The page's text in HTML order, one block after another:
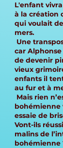
L'enfant
à la création
qui voulait
mers.
Une
car
de devenir
vieux
enfants il
au fur et à
Mais rien
bohémienne
essaie de
Vont-ils
malins de
bohémienne